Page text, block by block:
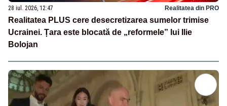
28 iul. 2026, 12:47 Realitatea din PRO
Realitatea PLUS cere desecretizarea sumelor trimise
Ucrainei. Țara este blocată de „reformele” lui Ilie
Bolojan